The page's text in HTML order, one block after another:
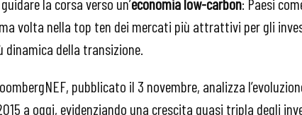
volta nella top ten dei mercati più attrattivi per gli
dinamica della transizione.
pubblicato il 3 novembre, analizza
a oggi, evidenziando una crescita quasi tripla degli